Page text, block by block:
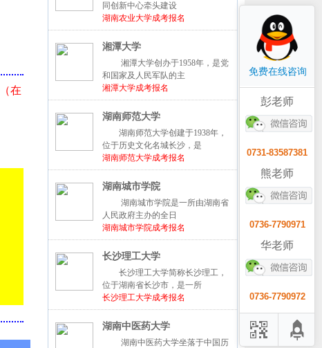
（在
同创新中心牵头建设
湖南农业大学成考报名
湘潭大学
湘潭大学创办于1958年，是党
和国家及人民军队的主
湘潭大学成考报名
湖南师范大学
湖南师范大学创建于1938年，
位于历史文化名城长沙，是
湖南师范大学成考报名
湖南城市学院
湖南城市学院是一所由湖南省
人民政府主办的全日
湖南城市学院成考报名
长沙理工大学
长沙理工大学简称长沙理工，
位于湖南省长沙市，是一所
长沙理工大学成考报名
湖南中医药大学
湖南中医药大学坐落于中国历
免费在线咨询
彭老师
0731-83587381
熊老师
0736-7790971
华老师
0736-7790972